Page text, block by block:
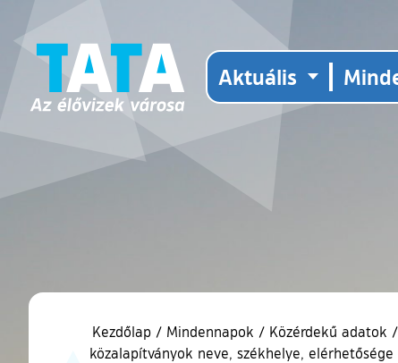
Aktuális
Kezdőlap / Mindennapok / Közérdekű adatok /
közalapítványok neve, székhelye,